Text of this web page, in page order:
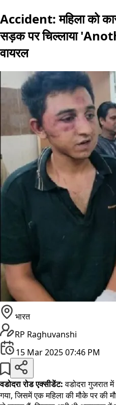
Accident: महिला को
सड़क पर चिल्लाया
वायरल
भारत
RP Raghuvanshi
15 Mar 2025 07:46 PM
वडोदरा रोड एक्सीडेंट:वडोदरा गुजरात
गया, जिसमें एक महिला की मौके पर की